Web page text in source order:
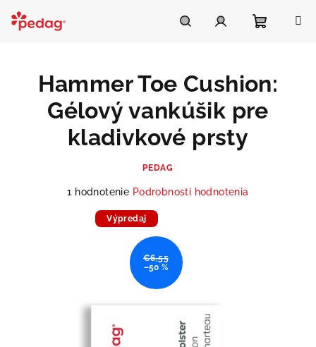
obsah
košík
Hammer Toe Cushion:
Gélový vankúšik pre
kladivkové prsty
PEDAG
Priemerné
produktu
1 hodnotenie Podrobnosti hodnotenia
Výpredaj
€6,55
–50 %
Asistent Pedag